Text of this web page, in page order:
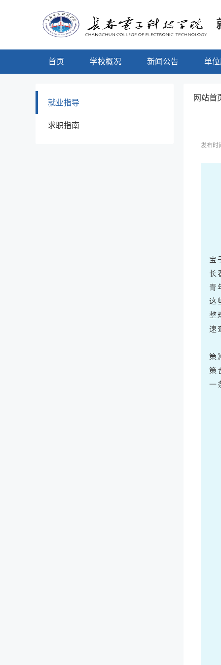
首页 学校概况 新闻公告 单
就业指导
求职指南
网站
发布时
宝
长
青
这
整
速
策
策
一